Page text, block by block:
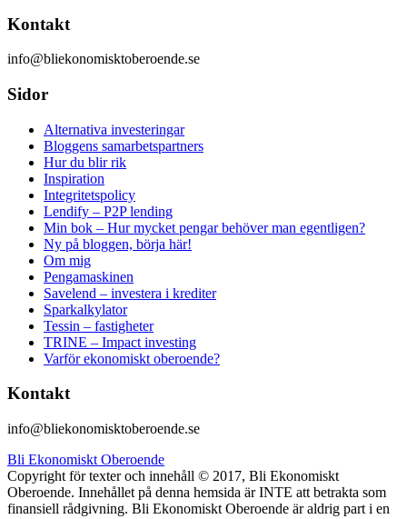
Kontakt
info@bliekonomisktoberoende.se
Sidor
Alternativa investeringar
Bloggens samarbetspartners
Hur du blir rik
Inspiration
Integritetspolicy
Lendify – P2P lending
Min bok – Hur mycket pengar behöver man egentligen?
Ny på bloggen, börja här!
Om mig
Pengamaskinen
Savelend – investera i krediter
Sparkalkylator
Tessin – fastigheter
TRINE – Impact investing
Varför ekonomiskt oberoende?
Kontakt
info@bliekonomisktoberoende.se
Bli Ekonomiskt Oberoende
Copyright för texter och innehåll © 2017, Bli Ekonomiskt
Oberoende. Innehållet på denna hemsida är INTE att betrakta som
finansiell rådgivning. Bli Ekonomiskt Oberoende är aldrig part i en